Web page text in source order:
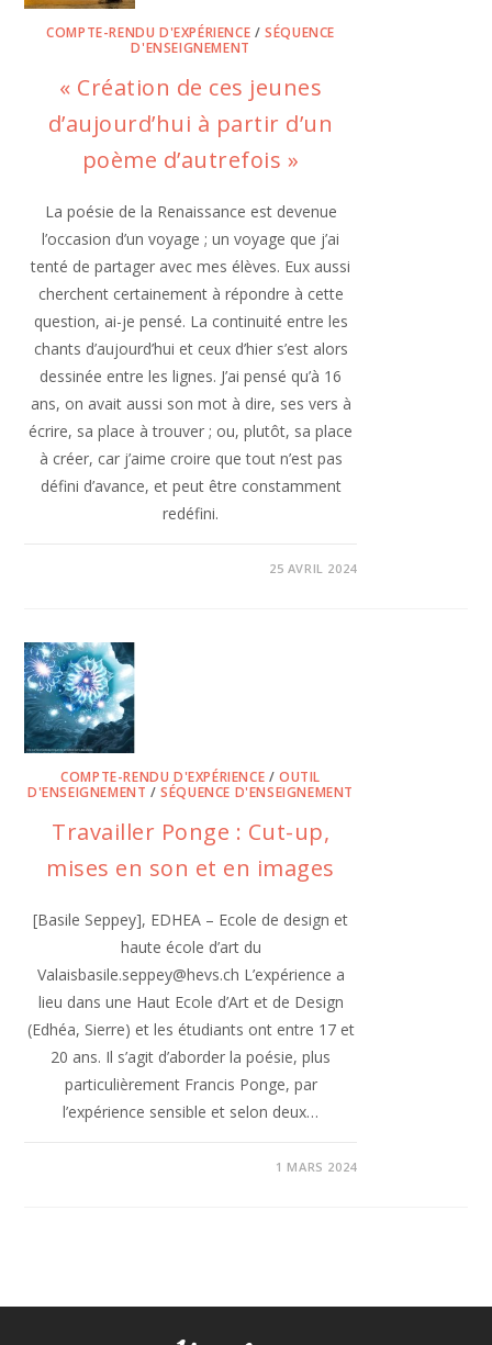
COMPTE-RENDU D'EXPÉRIENCE /SÉQUENCE
D'ENSEIGNEMENT
« Création de ces jeunes
d’aujourd’hui à partir d’un
poème d’autrefois »
La poésie de la Renaissance est devenue
l’occasion d’un voyage ; un voyage que j’ai
tenté de partager avec mes élèves. Eux aussi
cherchent certainement à répondre à cette
question, ai-je pensé. La continuité entre les
chants d’aujourd’hui et ceux d’hier s’est alors
dessinée entre les lignes. J’ai pensé qu’à 16
ans, on avait aussi son mot à dire, ses vers à
écrire, sa place à trouver ; ou, plutôt, sa place
à créer, car j’aime croire que tout n’est pas
défini d’avance, et peut être constamment
redéfini.
25 AVRIL 2024
COMPTE-RENDU D'EXPÉRIENCE /OUTIL
D'ENSEIGNEMENT /SÉQUENCE D'ENSEIGNEMENT
Travailler Ponge : Cut-up,
mises en son et en images
[Basile Seppey], EDHEA – Ecole de design et
haute école d’art du
Valaisbasile.seppey@hevs.ch L’expérience a
lieu dans une Haut Ecole d’Art et de Design
(Edhéa, Sierre) et les étudiants ont entre 17 et
20 ans. Il s’agit d’aborder la poésie, plus
particulièrement Francis Ponge, par
l’expérience sensible et selon deux…
1 MARS 2024